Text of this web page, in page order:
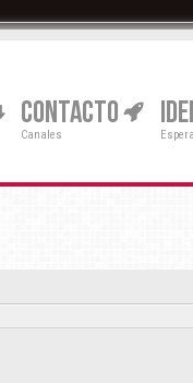
CONTACTO
Canales